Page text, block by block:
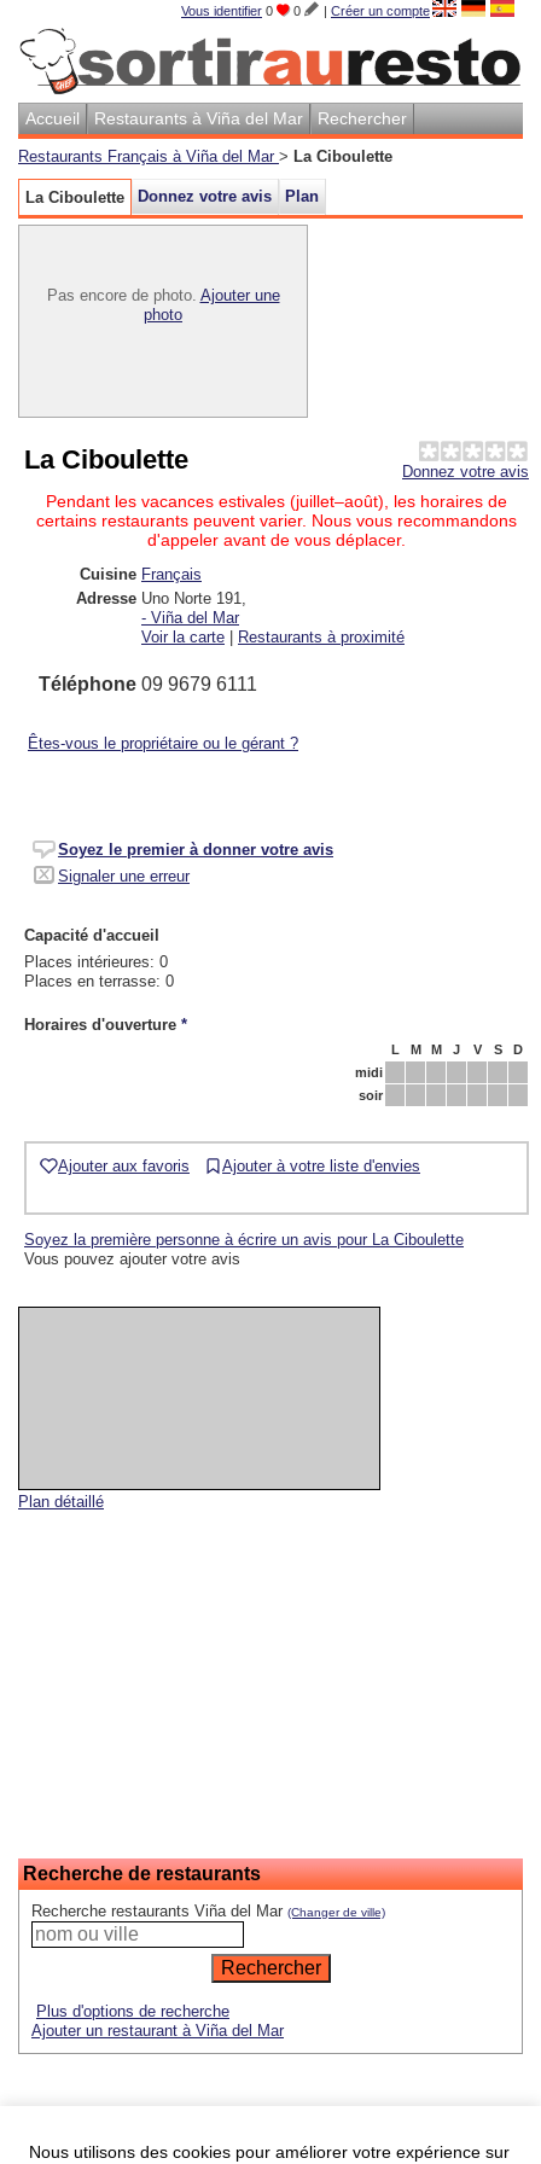
Vous identifier 0 0 | Créer un compte
Accueil Restaurants à Viña del Mar Rechercher
Restaurants Français à Viña del Mar > La Ciboulette
La Ciboulette Donnez votre avis Plan
Pas encore de photo. Ajouter une
photo
Plan détaillé
Recherche de restaurants
Recherche restaurants Viña del Mar (Changer de ville)
Plus d'options de recherche
Ajouter un restaurant à Viña del Mar
Donnez votre avis
La Ciboulette
Pendant les vacances estivales (juillet–août), les horaires de
certains restaurants peuvent varier. Nous vous recommandons
d'appeler avant de vous déplacer.
Cuisine Français
Adresse Uno Norte 191
- Viña del Mar
Voir la carte
Restaurants à proximité
Téléphone 09 9679 6111
Êtes-vous le propriétaire ou le gérant ?
Soyez le premier à donner votre avis
Signaler une erreur
Capacité d'accueil
Places intérieures: 0
Places en terrasse: 0
Horaires d'ouverture *
L M M J V S
D
midi
soir
Ajouter aux favoris Ajouter à votre liste d'envies
Soyez la première personne à écrire un avis pour La Ciboulette
Vous pouvez ajouter votre avis
Saint-valentin au restaurant à Paris
Nous utilisons des cookies pour améliorer votre expérience sur